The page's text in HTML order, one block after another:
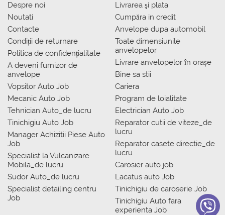
Despre noi
Noutati
Contacte
Condiții de returnare
Politica de confidențialitate
A deveni furnizor de
anvelope
Vopsitor Auto Job
Mecanic Auto Job
Tehnician Auto_de lucru
Tinichigiu Auto Job
Manager Achizitii Piese Auto
Job
Specialist la Vulcanizare
Mobila_de lucru
Sudor Auto_de lucru
Specialist detailing centru
Job
Livrarea şi plata
Сumpăra in credit
Anvelope dupa automobil
Toate dimensiunile
anvelopelor
Livrare anvelopelor în orașe
Bine sa stii
Cariera
Program de loialitate
Electrician Auto Job
Reparator cutii de viteze_de
lucru
Reparator casete directie_de
lucru
Carosier auto job
Lacatus auto Job
Tinichigiu de caroserie Job
Tinichigiu Auto fara
experienta Job